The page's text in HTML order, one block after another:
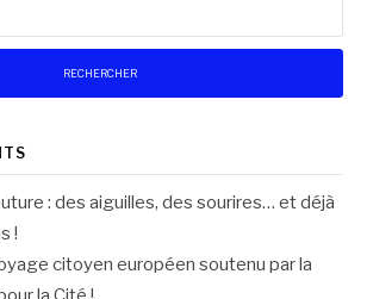
: des aiguilles, des sourires… et déjà
!
citoyen européen soutenu par la